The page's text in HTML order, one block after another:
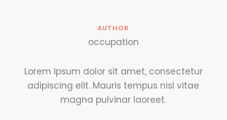
AUTHOR
occupation
Lorem ipsum dolor sit amet, consectetur
adipiscing elit. Mauris tempus nisl vitae
magna pulvinar laoreet.